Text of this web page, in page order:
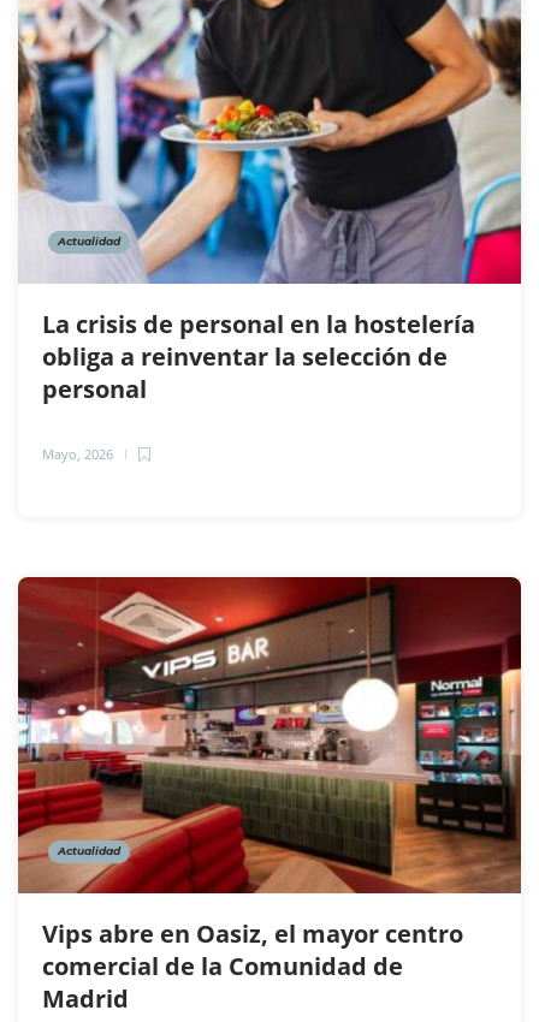
Actualidad
La crisis de personal en la hostelería
obliga a reinventar la selección de
personal
Mayo, 2026
Actualidad
Vips abre en Oasiz, el mayor centro
comercial de la Comunidad de
Madrid